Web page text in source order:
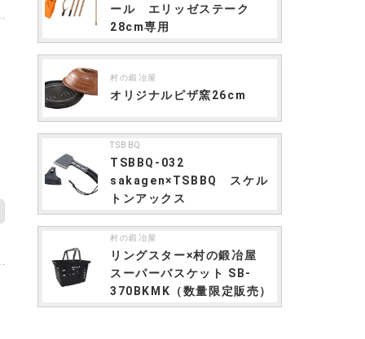
ール エリッゼステーク
28cm専用
村の鍛冶屋
オリジナルピザ窯26cm
TSBBQ
TSBBQ-032
sakagen×TSBBQ スケル
トンアックス
村の鍛冶屋
リングスター×村の鍛冶屋
スーパーバスケット SB-
370BKMK（数量限定販売）